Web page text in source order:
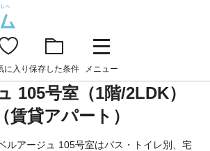
に入り 保存した条件 メニュー
105号室（1階/2LDK）
賃貸アパート）
ルアージュ 105号室はバス・トイレ別、宅